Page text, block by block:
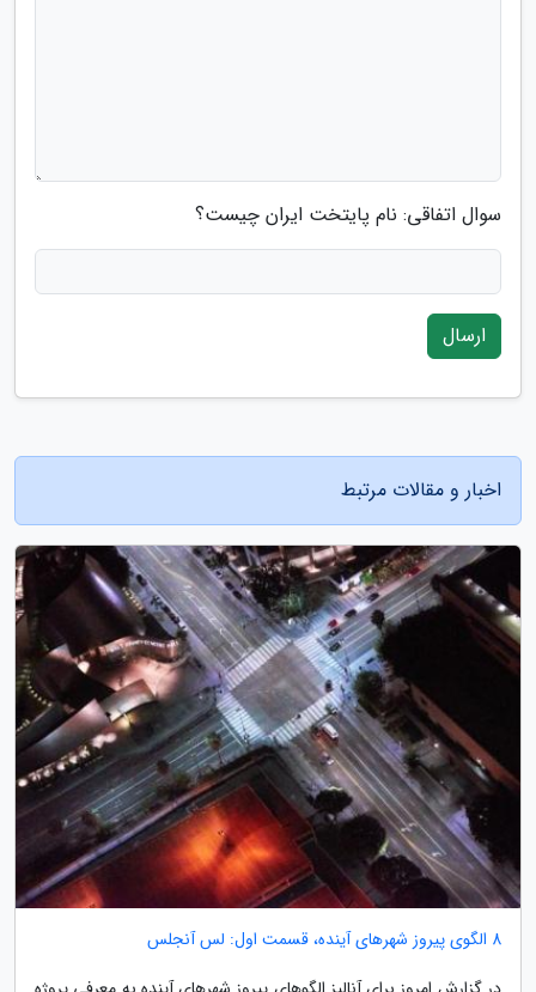
سوال اتفاقی: نام پایتخت ایران چیست؟
ارسال
اخبار و مقالات مرتبط
8 الگوی پیروز شهرهای آینده، قسمت اول: لس آنجلس